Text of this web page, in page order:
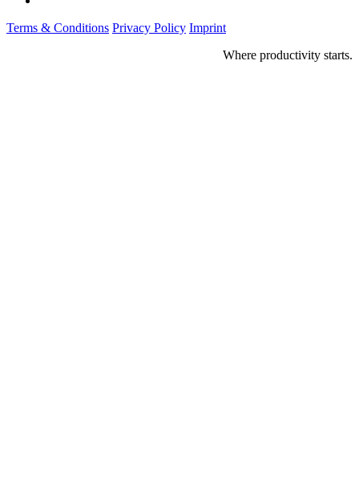
Terms & Conditions Privacy Policy Imprint
Where productivity starts.